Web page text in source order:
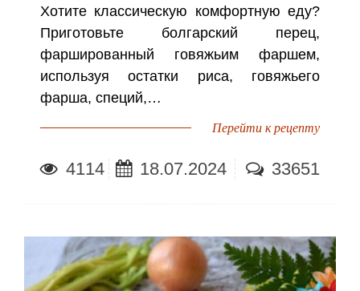
Хотите классическую комфортную еду?
Приготовьте болгарский перец,
фаршированный говяжьим фаршем,
используя остатки риса, говяжьего
фарша, специй,…
Перейти к рецепту
4114 18.07.2024 33651